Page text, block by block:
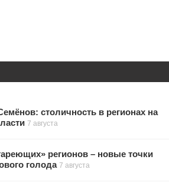
столичность в регионах на
7 августа
регионов – новые точки
голода 7 августа